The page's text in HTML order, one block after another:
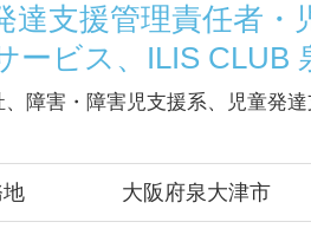
達支援管理責任者
ービス、ILIS CLUB
、障害・障害児支援系、児童発
大阪府泉大津市